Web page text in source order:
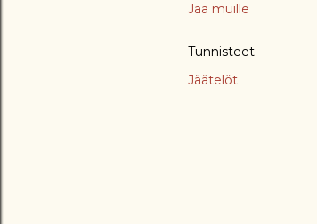
Jaa muille
Tunnisteet
Jäätelöt